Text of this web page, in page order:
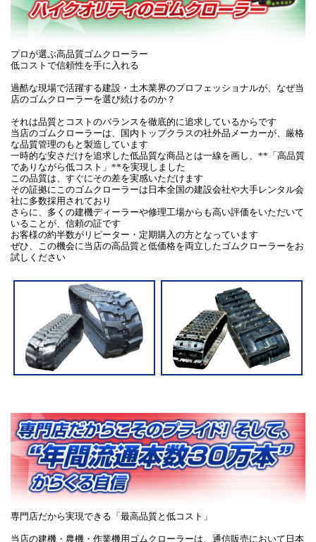
プロが選ぶ高品質ゴムクローラー
低コストで信頼性を手に入れる
過酷な現場で活躍する建設・土木業界のプロフェッショナルが、なぜ当
店のゴムクローラーを選び続けるのか？
それは品質とコストのバランスを徹底的に追求しているからです
当店のゴムクローラーは、国内トップクラスの社外品メーカーが、厳格
な品質管理のもと製造しています
一時的な安さだけを追求した低品質な商品とは一線を画し、**「高品質
でありながら低コスト」**を実現しました
この品質は、すぐにその差を実感いただけます
その証拠にこのゴムクローラーは日本全国の建設会社や大手レンタル会
社に多数採用されており
さらに、多くの建機ディーラーや修理工場からも高い評価をいただいて
いることが、信頼の証です
お客様の約半数がリピーター・定期購入の方となっています
ぜひ、この機会に当店の高品質と低価格を両立したゴムクローラーをお
試しください
専門店だから実現できる「最高品質と低コスト」
当店の建機・農機・作業機用ゴムクローラーは、通信販売において日本